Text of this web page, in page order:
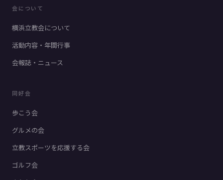
会について
横浜立教会について
活動内容・年間行事
会報誌・ニュース
同好会
歩こう会
グルメの会
立教スポーツを応援する会
ゴルフ会